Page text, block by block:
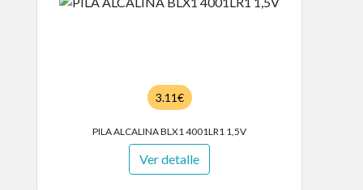
3.11€
PILA ALCALINA BLX1 4001LR1 1,5V
Ver detalle